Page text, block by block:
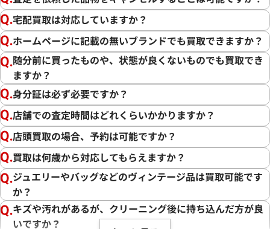
宅配買取は対応していますか？
ホームページに記載の無いブランドでも買取できますか？
随分前に買ったものや、状態が良くないものでも買取でき
ますか？
身分証は必ず必要ですか？
店舗での査定時間はどれくらいかかりますか？
店頭買取の場合、予約は可能ですか？
買取は何歳から対応してもらえますか？
ジュエリーやバッグなどのヴィンテージ品は買取可能です
か？
キズや汚れがあるが、クリーニング後に持ち込んだ方が良
いですか？